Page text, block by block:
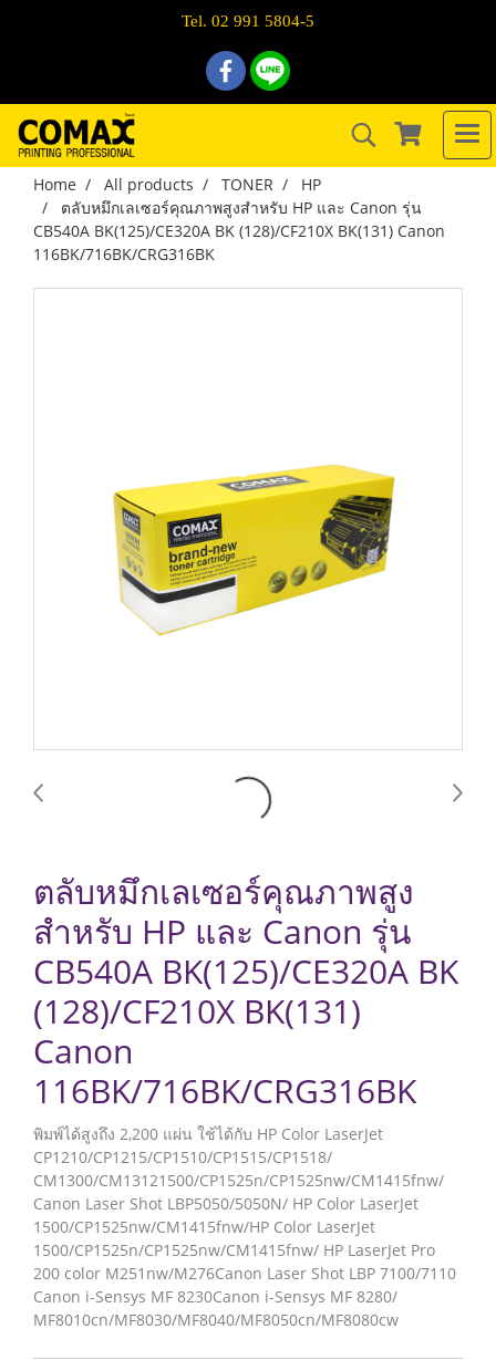
Tel. 02 991 5804-5
Home All products TONER
HP
ตลับหมึกเลเซอร์คุณภาพสูงสำหรับ HP และ Canon รุ่น
CB540A BK(125)/CE320A BK (128)/CF210X BK(131) Canon
116BK/716BK/CRG316BK
ตลับหมึกเลเซอร์คุณภาพสูง
สำหรับ HP และ Canon รุ่น
CB540A BK(125)/CE320A BK
(128)/CF210X BK(131)
Canon
116BK/716BK/CRG316BK
พิมพ์ได้สูงถึง 2,200 แผ่น ใช้ได้กับ HP Color LaserJet
CP1210/CP1215/CP1510/CP1515/CP1518/
CM1300/CM13121500/CP1525n/CP1525nw/CM1415fnw/
Canon Laser Shot LBP5050/5050N/ HP Color LaserJet
1500/CP1525nw/CM1415fnw/HP Color LaserJet
1500/CP1525n/CP1525nw/CM1415fnw/ HP LaserJet Pro
200 color M251nw/M276Canon Laser Shot LBP 7100/7110
Canon i-Sensys MF 8230Canon i-Sensys MF 8280/
MF8010cn/MF8030/MF8040/MF8050cn/MF8080cw